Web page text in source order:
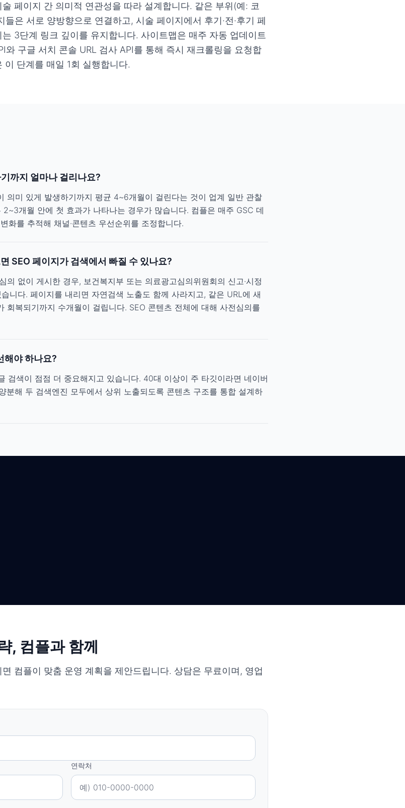
페이지 간 의미적 연관성을 따라 설계합니다. 같은 부위(예: 코
은 서로 양방향으로 연결하고, 시술 페이지에서 후기·전·후기 페
3단계 링크 깊이를 유지합니다. 사이트맵은 매주 자동 업데이트
와 구글 서치 콘솔 URL 검사 API를 통해 즉시 재크롤링을 요청합
단계를 매일 1회 실행합니다.
까지 얼마나 걸리나요?
의미 있게 발생하기까지 평균 4~6개월이 걸린다는 것이 업계 일반 관찰
개월 안에 첫 효과가 나타나는 경우가 많습니다. 컴플은 매주 GSC 데
화를 추적해 채널·콘텐츠 우선순위를 조정합니다.
SEO 페이지가 검색에서 빠질 수 있나요?
의 없이 게시한 경우, 보건복지부 또는 의료광고심의위원회의 신고·시정
니다. 페이지를 내리면 자연검색 노출도 함께 사라지고, 같은 URL에 새
회복되기까지 수개월이 걸립니다. SEO 콘텐츠 전체에 대해 사전심의를
해야 하나요?
검색이 점점 더 중요해지고 있습니다. 40대 이상이 주 타깃이라면 네이버
분해 두 검색엔진 모두에서 상위 노출되도록 콘텐츠 구조를 통합 설계하
, 컴플과 함께
면 컴플이 맞춤 운영 계획을 제안드립니다. 상담은 무료이며, 영업
연락처